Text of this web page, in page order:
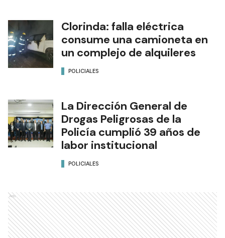
Clorinda: falla eléctrica
consume una camioneta en
un complejo de alquileres
POLICIALES
La Dirección General de
Drogas Peligrosas de la
Policía cumplió 39 años de
labor institucional
POLICIALES
Ads